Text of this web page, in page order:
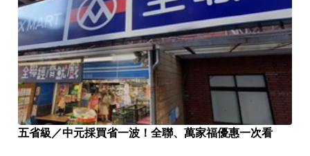
五省級／中元採買省一波！全聯、萬家福優惠一次看